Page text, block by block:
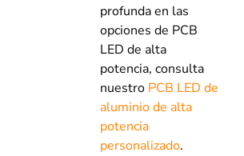
profunda en las
opciones de PCB
LED de alta
potencia, consulta
nuestro PCB LED de
aluminio de alta
potencia
personalizado.